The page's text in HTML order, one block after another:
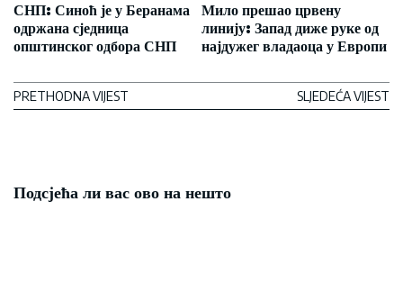
СНП: Синоћ је у Беранама
одржана сједница
општинског одбора СНП
PRETHODNA VIJEST
Мило прешао црвену
линију: Запад диже руке од
најдужег владаоца у Европи
SLJEDEĆA VIJEST
Подсјећа ли вас ово на нешто